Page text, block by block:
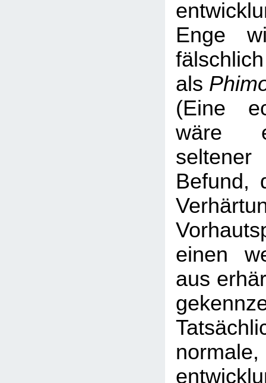
Enge
fälschlich
als
(Eine
wäre
seltener
Befund,
einen
aus
normale,